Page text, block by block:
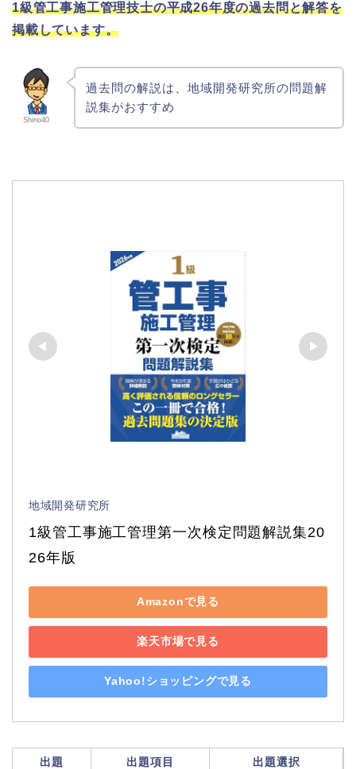
1級管工事施工管理技士の平成26年度の過去問と解答を
掲載しています。
Shino40
過去問の解説は、地域開発研究所の問題解
説集がおすすめ
地域開発研究所
1級管工事施工管理第一次検定問題解説集20
26年版
Amazonで見る
楽天市場で見る
Yahoo!ショッピングで見る
出題 出題項目 出題選択